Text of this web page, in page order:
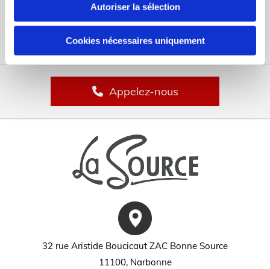
Autoriser la sélection
Cookies nécessaires uniquement
Appelez-nous
32 rue Aristide Boucicaut ZAC Bonne Source
11100, Narbonne